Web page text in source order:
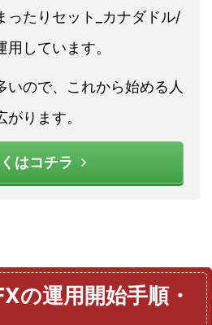
ったりセット_カナダドル/
しています。
いので、これから始める人
ります。
はコチラ
の運用開始手順・